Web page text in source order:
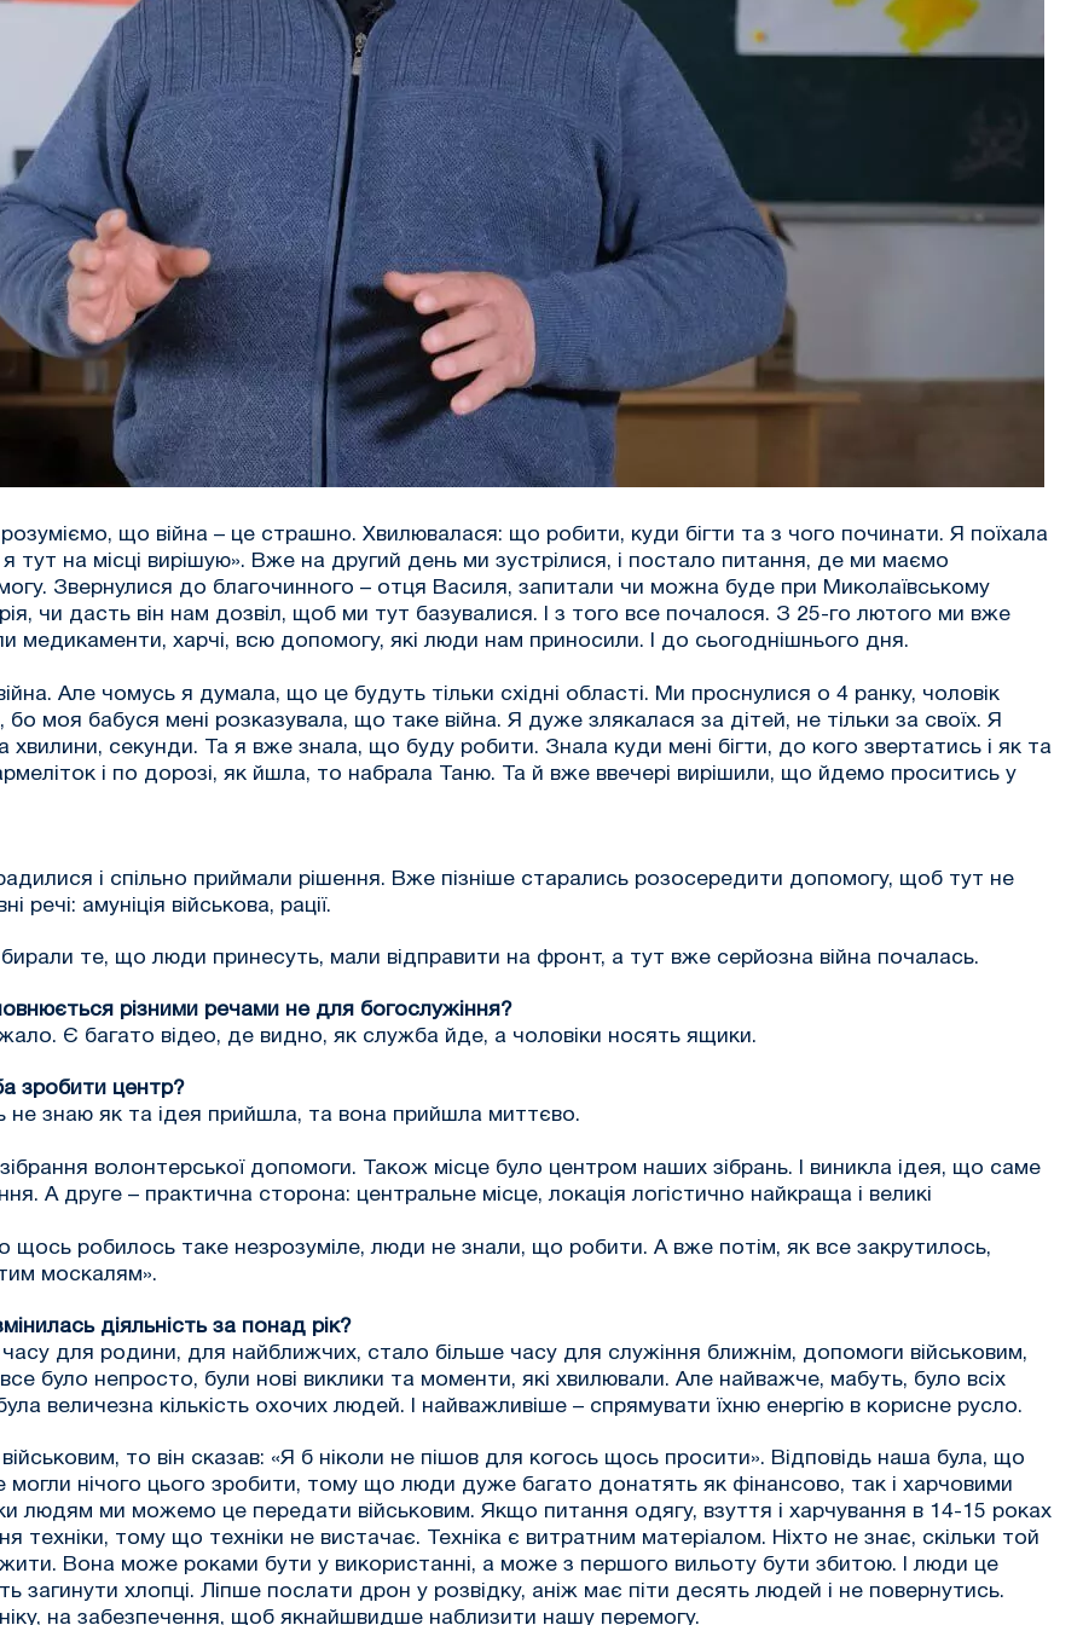
що війна – це страшно. Хвилювалася: що робити, куди бігти та з чого починати. Я поїхала
тут на місці вирішую». Вже на другий день ми зустрілися, і постало питання, де ми маємо
Звернулися до благочинного – отця Василя, запитали чи можна буде при Миколаївському
чи дасть він нам дозвіл, щоб ми тут базувалися. І з того все почалося. З 25-го лютого ми вже
медикаменти, харчі, всю допомогу, які люди нам приносили. І до сьогоднішнього дня.
Але чомусь я думала, що це будуть тільки східні області. Ми проснулися о 4 ранку, чоловік
моя бабуся мені розказувала, що таке війна. Я дуже злякалася за дітей, не тільки за своїх. Я
секунди. Та я вже знала, що буду робити. Знала куди мені бігти, до кого звертатись і як та
і по дорозі, як йшла, то набрала Таню. Та й вже ввечері вирішили, що йдемо проситись у
і спільно приймали рішення. Вже пізніше старались розосередити допомогу, щоб тут не
амуніція військова, рації.
те, що люди принесуть, мали відправити на фронт, а тут вже серйозна війна почалась.
різними речами не для богослужіння?
Є багато відео, де видно, як служба йде, а чоловіки носять ящики.
зробити центр?
знаю як та ідея прийшла, та вона прийшла миттєво.
волонтерської допомоги. Також місце було центром наших зібрань. І виникла ідея, що саме
А друге – практична сторона: центральне місце, локація логістично найкраща і великі
робилось таке незрозуміле, люди не знали, що робити. А вже потім, як все закрутилось,
москалям».
діяльність за понад рік?
для родини, для найближчих, стало більше часу для служіння ближнім, допомоги військовим,
було непросто, були нові виклики та моменти, які хвилювали. Але найважче, мабуть, було всіх
величезна кількість охочих людей. І найважливіше – спрямувати їхню енергію в корисне русло.
то він сказав: «Я б ніколи не пішов для когось щось просити». Відповідь наша була, що
нічого цього зробити, тому що люди дуже багато донатять як фінансово, так і харчовими
людям ми можемо це передати військовим. Якщо питання одягу, взуття і харчування в 14-15 роках
техніки, тому що техніки не вистачає. Техніка є витратним матеріалом. Ніхто не знає, скільки той
Вона може роками бути у використанні, а може з першого вильоту бути збитою. І люди це
хлопці. Ліпше послати дрон у розвідку, аніж має піти десять людей і не повернутись.
на забезпечення, щоб якнайшвидше наблизити нашу перемогу.